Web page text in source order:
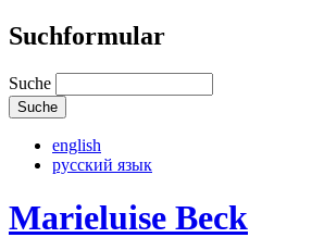
Suchformular
Suche
english
русский язык
Marieluise Beck